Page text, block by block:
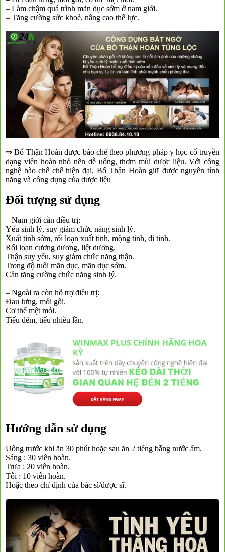
– Làm chậm quá trình mãn dục sớm ở nam giới.
– Tăng cường sức khoẻ, nâng cao thể lực.
⇒ Bổ Thận Hoàn được bào chế theo phương pháp y học cổ truyền
dạng viên hoàn nhỏ nên dễ uống, thơm mùi dược liệu. Với công
nghệ bào chế chế hiện đại, Bổ Thận Hoàn giữ được nguyên tính
năng và công dụng của dược liệu
Đối tượng sử dụng
– Nam giới cần điều trị:
Yếu sinh lý, suy giảm chức năng sinh lý.
Xuất tinh sớm, rối loạn xuất tinh, mộng tinh, di tinh.
Rối loạn cương dương, liệt dương.
Thận suy yếu, suy giảm chức năng thận.
Trong độ tuổi mãn dục, mãn dục sớm.
Cần tăng cường chức năng sinh lý.
– Ngoài ra còn hỗ trợ điều trị:
Đau lưng, mỏi gối.
Cơ thể mệt mỏi.
Tiểu đêm, tiểu nhiều lần.
Hướng dẫn sử dụng
Uống trước khi ăn 30 phút hoặc sau ăn 2 tiếng bằng nước ấm.
Sáng : 30 viên hoàn.
Trưa : 20 viên hoàn.
Tối : 10 viên hoàn.
Hoặc theo chỉ định của bác sĩ/dược sĩ.